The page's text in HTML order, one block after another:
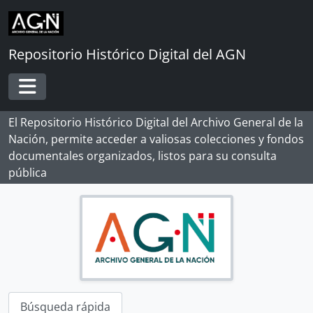
Skip to main content
Repositorio Histórico Digital del AGN
Toggle navigation
El Repositorio Histórico Digital del Archivo General de la
Nación, permite acceder a valiosas colecciones y fondos
documentales organizados, listos para su consulta
pública
Búsqueda rápida
[Unidad de instalación] CAJA 11
[Unidad de instalación] CAJA 14
[Unidad de instalación] CAJA 15
[Unidad de instalación] CAJA 16
[Unidad de instalación] CAJA 17
[Unidad de instalación] CAJA 19
[Unidad de instalación] CAJA 20
[Unidad de instalación] CAJA 21
[Unidad de instalación] CAJA 22
[Unidad de instalación] CAJA 23
[Unidad de instalación] CAJA 24